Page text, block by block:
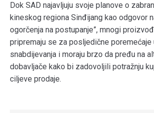
Dok SAD najavljuju svoje planove o
kineskog regiona Sinđijang kao odgovor
ogorčenja na postupanje”, mnogi
pripremaju se za posljedične poremećaje
snabdijevanja i moraju brzo da pređu na
dobavljače kako bi zadovoljili potražnju
ciljeve prodaje.